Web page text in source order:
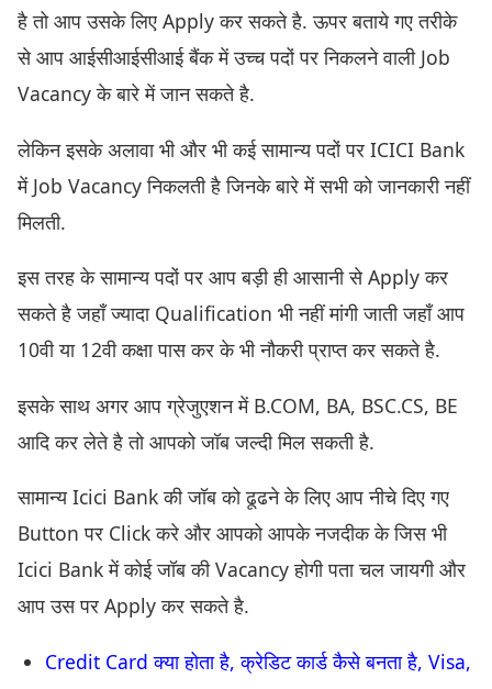
है तो आप उसके लिए Apply कर सकते है. ऊपर बताये गए तरीके
से आप आईसीआईसीआई बैंक में उच्च पदों पर निकलने वाली Job
Vacancy के बारे में जान सकते है.
लेकिन इसके अलावा भी और भी कई सामान्य पदों पर ICICI Bank
में Job Vacancy निकलती है जिनके बारे में सभी को जानकारी नहीं
मिलती.
इस तरह के सामान्य पदों पर आप बड़ी ही आसानी से Apply कर
सकते है जहाँ ज्यादा Qualification भी नहीं मांगी जाती जहाँ आप
10वी या 12वी कक्षा पास कर के भी नौकरी प्राप्त कर सकते है.
इसके साथ अगर आप ग्रेजुएशन में B.COM, BA, BSC.CS, BE
आदि कर लेते है तो आपको जॉब जल्दी मिल सकती है.
सामान्य Icici Bank की जॉब को ढूढने के लिए आप नीचे दिए गए
Button पर Click करे और आपको आपके नजदीक के जिस भी
Icici Bank में कोई जॉब की Vacancy होगी पता चल जायगी और
आप उस पर Apply कर सकते है.
Credit Card क्या होता है, क्रेडिट कार्ड कैसे बनता है, Visa,